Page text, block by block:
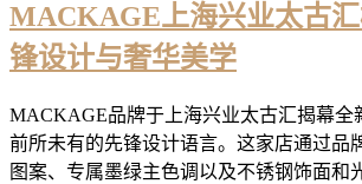
MACKAGE上海兴业太古
锋设计与奢华美学
MACKAGE品牌于上海兴业太古汇揭幕全
前所未有的先锋设计语言。这家店通过品
图案、专属墨绿主色调以及不锈钢饰面和